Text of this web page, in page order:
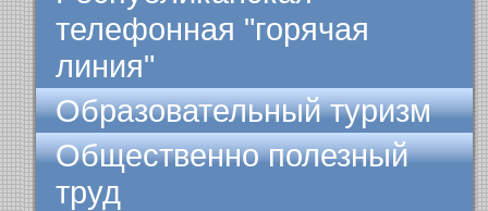
телефонная "горячая
линия"
Образовательный туризм
Общественно полезный
труд